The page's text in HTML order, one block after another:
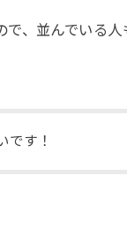
、並んでいる
です！